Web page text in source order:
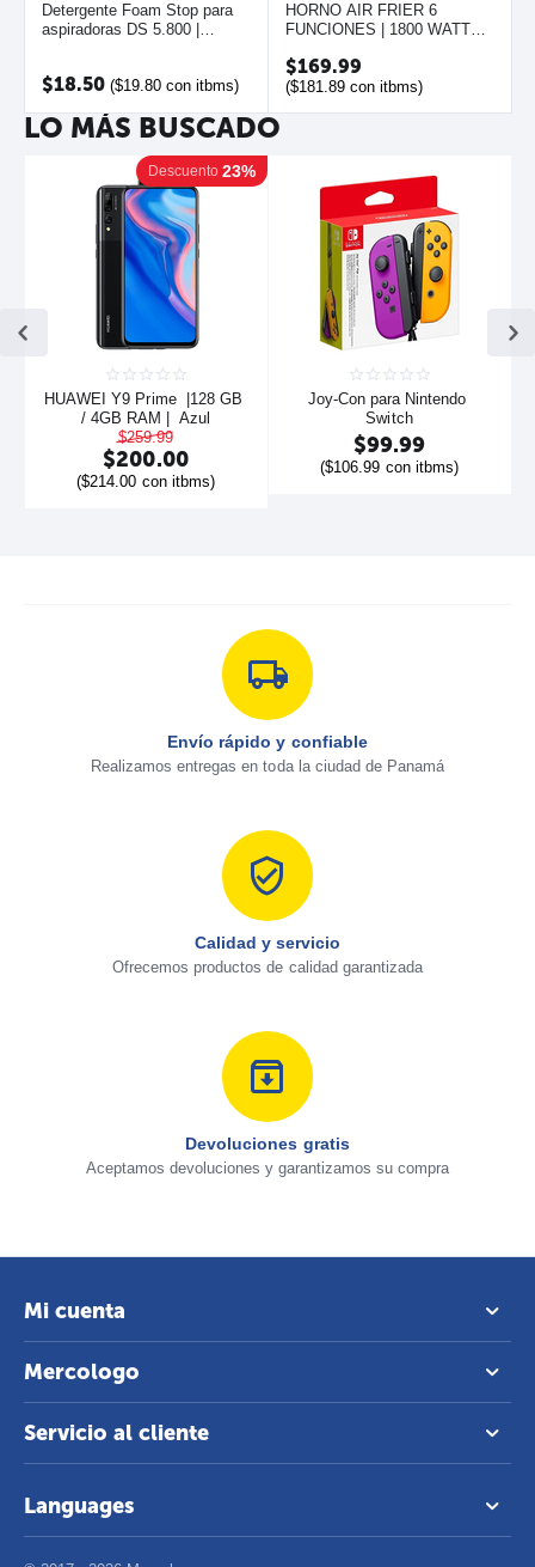
Detergente Foam Stop para
aspiradoras DS 5.800 |
$18.50 ($19.80 con itbms)
HORNO AIR FRIER 6
FUNCIONES | 1800 WATTS |
$169.99
($181.89 con itbms)
LO MÁS BUSCADO
Descuento 23%
HUAWEI Y9 Prime  |128 GB
/ 4GB RAM |  Azul
$259.99
$200.00
($214.00 con itbms)
Joy-Con para Nintendo
Switch
$99.99
($106.99 con itbms)
Envío rápido y confiable
Realizamos entregas en toda la ciudad de Panamá
Calidad y servicio
Ofrecemos productos de calidad garantizada
Devoluciones gratis
Aceptamos devoluciones y garantizamos su compra
Mi cuenta
Mercologo
Servicio al cliente
Languages